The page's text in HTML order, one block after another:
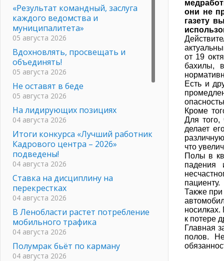
они не
газету
от 19
бахилы,
Есть и
Кроме
Для того,
делает
что
Полы в
падения
пациенту.
Также
носилках.
к потере
Главная
полов.
«Результат командный, заслуга
каждого ведомства и
муниципалитета»
05 августа 2026
Вдохновлять, просвещать и
объединять!
05 августа 2026
Не оставят в беде
05 августа 2026
На лидирующих позициях
04 августа 2026
Итоги конкурса «Лучший работник
Кадрового центра – 2026»
подведены!
04 августа 2026
Ставка на дисциплину на
перекрестках
04 августа 2026
В Ленобласти растет потребление
мобильного трафика
04 августа 2026
Полумрак бьёт по карману
04 августа 2026